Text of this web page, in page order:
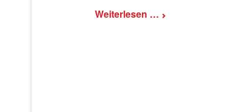
Weiterlesen … Erfolgreich